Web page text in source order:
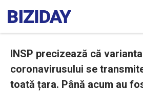
INSP precizează că
coronavirusului se
toată țara. Până acum au